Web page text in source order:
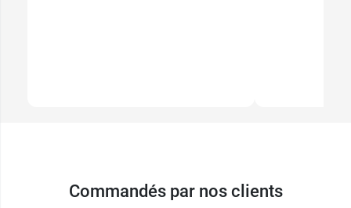
Commandés par nos clients